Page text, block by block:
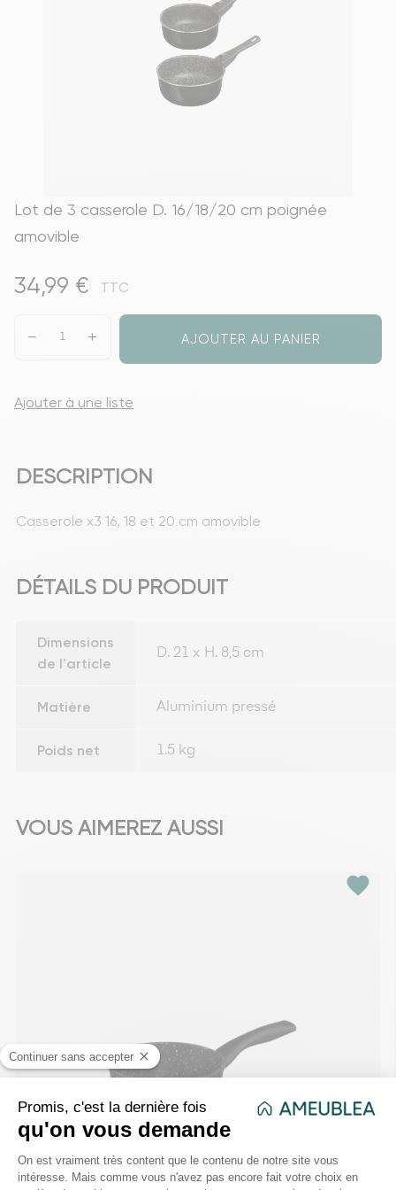
Lot de 3 casserole D. 16/18/20 cm poignée
amovible
34,99 € TTC
AJOUTER AU PANIER
Ajouter à une liste
DESCRIPTION
Casserole x3 16, 18 et 20 cm amovible
DÉTAILS DU PRODUIT
Dimensions
de l'article
D. 21 x H. 8,5 cm
Matière Aluminium pressé
Poids net 1.5 kg
VOUS AIMEREZ AUSSI
favorite